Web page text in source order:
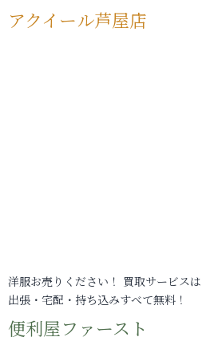
アクイール芦屋店
洋服お売りください！ 買取サービスは
出張・宅配・持ち込みすべて無料！
便利屋ファースト